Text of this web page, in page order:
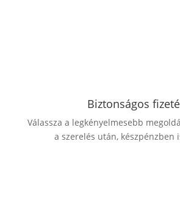
Biztonságos
Válassza a legkényelmesebb
a szerelés után, készpénzben